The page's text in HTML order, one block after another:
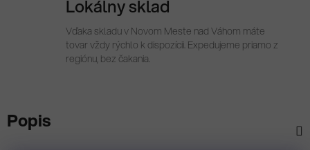
Lokálny sklad
Vďaka skladu v Novom Meste nad Váhom máte
tovar vždy rýchlo k dispozícii. Expedujeme priamo z
regiónu, bez čakania.
Popis